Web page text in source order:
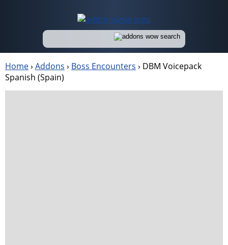
Home› Addons › Boss Encounters › DBM Voicepack
Spanish (Spain)